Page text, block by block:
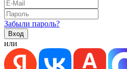
Забыли пароль?
или